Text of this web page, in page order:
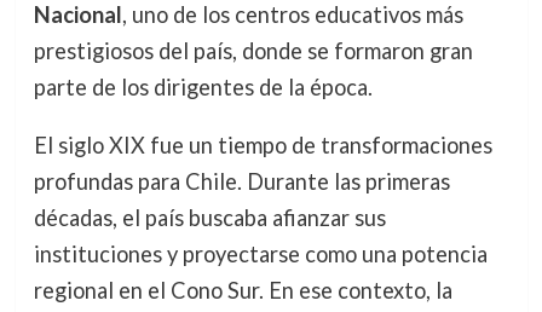
Nacional, uno de los centros educativos más
prestigiosos del país, donde se formaron gran
parte de los dirigentes de la época.
El siglo XIX fue un tiempo de transformaciones
profundas para Chile. Durante las primeras
décadas, el país buscaba afianzar sus
instituciones y proyectarse como una potencia
regional en el Cono Sur. En ese contexto, la